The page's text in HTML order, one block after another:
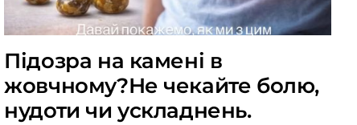
Підозра на камені в
жовчному?Не чекайте болю,
нудоти чи ускладнень.